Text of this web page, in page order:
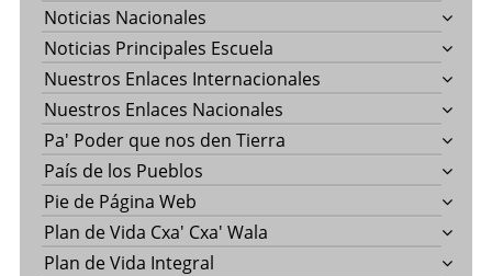
Noticias Nacionales
Noticias Principales Escuela
Nuestros Enlaces Internacionales
Nuestros Enlaces Nacionales
Pa' Poder que nos den Tierra
País de los Pueblos
Pie de Página Web
Plan de Vida Cxa' Cxa' Wala
Plan de Vida Integral